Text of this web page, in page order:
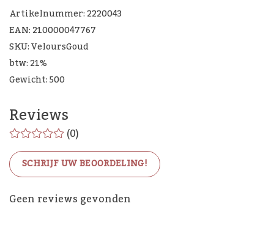
Artikelnummer: 2220043
EAN: 210000047767
SKU: VeloursGoud
btw: 21%
Gewicht: 500
Reviews
(0)
SCHRIJF UW BEOORDELING!
Geen reviews gevonden
De Woon Cadeau Winkel